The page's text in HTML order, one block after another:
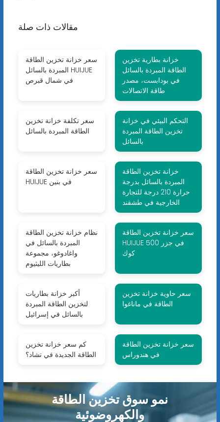
مقالات ذات صلة
سعر خزانة تخزين الطاقة
المبردة بالسائل HUIJUE
في شمال قبرص
خزانة بطارية تخزين
الطاقة المبردة بالسائل
في بودابست، مصدر
طاقة الاتصالات
سعر تكلفة خزانة تخزين
الطاقة المبردة بالسائل
التحكم البيئي في خزانة
تخزين الطاقة المبردة
بالسائل
سعر خزانة تخزين الطاقة
HUIJUE في بنين
خزانة تخزين الطاقة
المبردة بالسائل بدرجة
حرارة 210 درجة للتجارة
الخارجية في طشقند
نظام خزانة تخزين الطاقة
المبردة بالسائل في
واغادوغو، مجموعة
بطاريات الليثيوم
سعر خزانة تخزين الطاقة
HUIJUE 500 في جزر
كوك
أكبر خزانة بطاريات
لتخزين الطاقة المبردة
بالسائل في إسرائيل
سعر حاوية خزانة تخزين
الطاقة في ماناغوا
كم سعر خزانة تخزين
الطاقة الجديدة في تشاد؟
سعر خزانة تخزين الطاقة
في هندوراس
نمو سوق تخزين الطاقة
والكهروضوئية